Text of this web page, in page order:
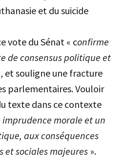
et du suicide
vote du Sénat « confirme
de consensus politique et
et souligne une fracture
parlementaires. Vouloir
texte dans ce contexte
imprudence morale et un
aux conséquences
et sociales majeures ».